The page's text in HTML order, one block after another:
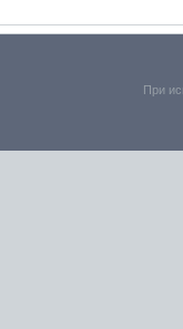
При